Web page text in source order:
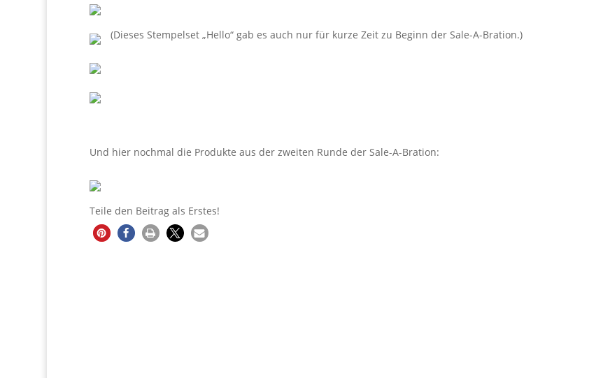
(Dieses Stempelset „Hello“ gab es auch nur für kurze Zeit zu Beginn der Sale-A-Bration.)
Und hier nochmal die Produkte aus der zweiten Runde der Sale-A-Bration:
Teile den Beitrag als Erstes!